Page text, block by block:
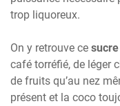
trop liquoreux.
On y retrouve ce sucre
café torréfié, de léger
de fruits qu’au nez
présent et la coco